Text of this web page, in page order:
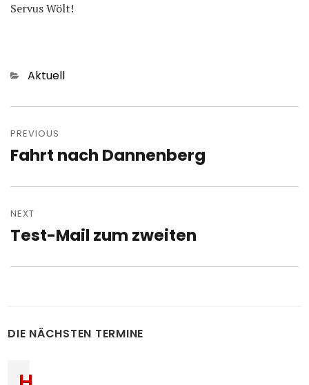
Servus Wölt!
Categories
Aktuell
navigation
PREVIOUS
Previous
Fahrt nach Dannenberg
NEXT
Next
Test-Mail zum zweiten
DIE NÄCHSTEN TERMINE